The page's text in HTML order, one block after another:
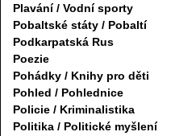
Plavání / Vodní sporty
Pobaltské státy / Pobaltí
Podkarpatská Rus
Poezie
Pohádky / Knihy pro děti
Pohled / Pohlednice
Policie / Kriminalistika
Politika / Politické myšlení